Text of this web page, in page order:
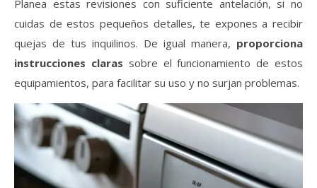
Planea estas revisiones con suficiente antelación, si no
cuidas de estos pequeños detalles, te expones a recibir
quejas de tus inquilinos. De igual manera, proporciona
instrucciones claras sobre el funcionamiento de estos
equipamientos, para facilitar su uso y no surjan problemas.